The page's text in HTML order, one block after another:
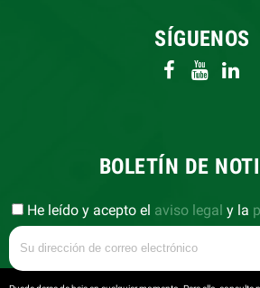
SÍGUENOS
BOLETÍN DE
He leído y acepto el aviso legal y la